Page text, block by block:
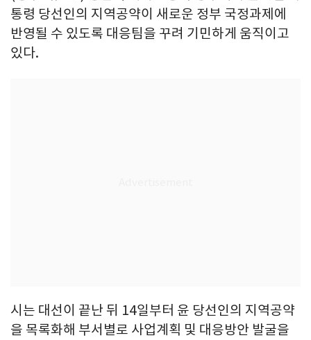
통령 당선인의 지역공약이 새로운 정부 국정과제에
반영될 수 있도록 대응팀을 꾸려 기민하게 움직이고
있다.
시는 대선이 끝난 뒤 14일부터 윤 당선인의 지역공약
을 목록화해 부서별로 사업계획 및 대응방안 발굴을